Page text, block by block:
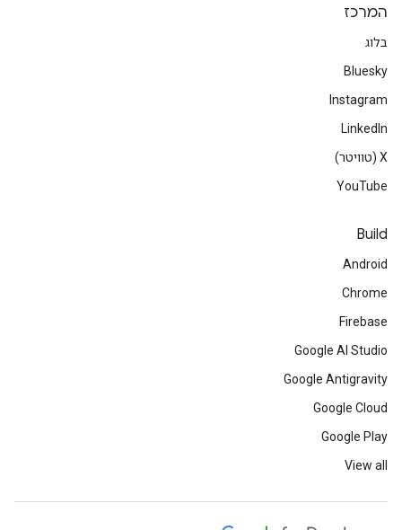
המרכז
בלוג
Bluesky
Instagram
LinkedIn
‫X (טוויטר)
YouTube
Build
Android
Chrome
Firebase
Google AI Studio
Google Antigravity
Google Cloud
Google Play
View all